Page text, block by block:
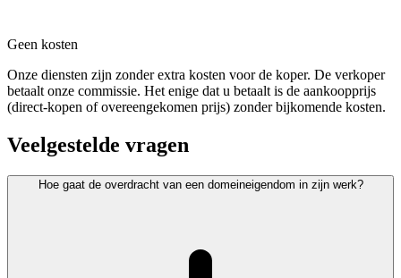
Geen kosten
Onze diensten zijn zonder extra kosten voor de koper. De verkoper
betaalt onze commissie. Het enige dat u betaalt is de aankoopprijs
(direct-kopen of overeengekomen prijs) zonder bijkomende kosten.
Veelgestelde vragen
Hoe gaat de overdracht van een domeineigendom in zijn werk?